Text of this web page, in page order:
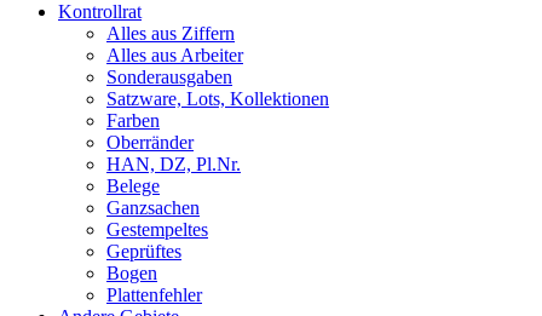
Kontrollrat
Alles aus Ziffern
Alles aus Arbeiter
Sonderausgaben
Satzware, Lots, Kollektionen
Farben
Oberränder
HAN, DZ, Pl.Nr.
Belege
Ganzsachen
Gestempeltes
Geprüftes
Bogen
Plattenfehler